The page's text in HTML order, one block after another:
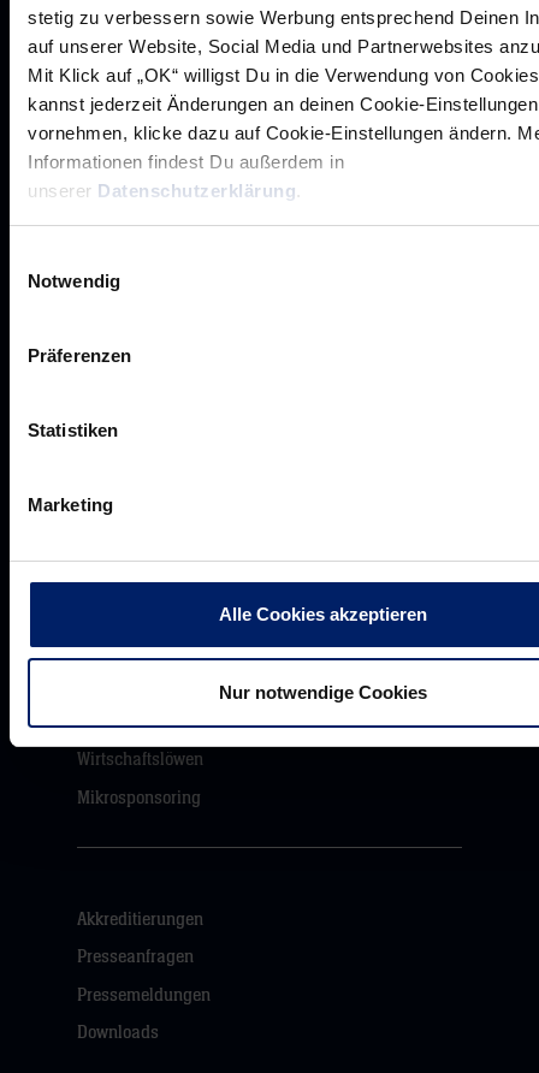
stetig zu verbessern sowie Werbung entsprechend Deinen
auf unserer Website, Social Media und Partnerwebsites
Mit Klick auf „OK“ willigst Du in die Verwendung von
kannst jederzeit Änderungen an deinen Cookie-Einstellungen
vornehmen, klicke dazu auf Cookie-Einstellungen ändern.
Informationen findest Du außerdem in
unserer Datenschutzerklärung.
Notwendig
Präferenzen
Statistiken
Marketing
Alle Cookies akzeptieren
Nur notwendige Cookies
Rhein-Neckar Löwen GmbH
Historie
Werbemöglichkeiten
VIP Dauerkarten
Networking
Wirtschaftslöwen
Mikrosponsoring
Akkreditierungen
Presseanfragen
Pressemeldungen
Downloads